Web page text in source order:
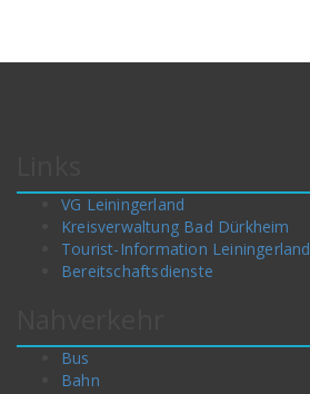
VG Leiningerland
Kreisverwaltung Bad Dürkheim
Tourist-Information Leiningerland
Bereitschaftsdienste
Bus
Bahn